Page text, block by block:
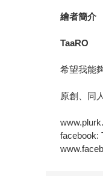
繪者簡介
TaaRO
希望我能
原創、同
facebook: